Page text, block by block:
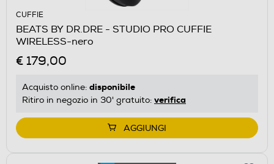
CUFFIE
BEATS BY DR.DRE - STUDIO PRO CUFFIE
WIRELESS-nero
€ 179,00
Acquisto online: disponibile
Ritiro in negozio in 30' gratuito: verifica
AGGIUNGI